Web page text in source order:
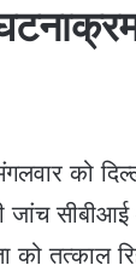
को
सीबीआई
को तत्काल